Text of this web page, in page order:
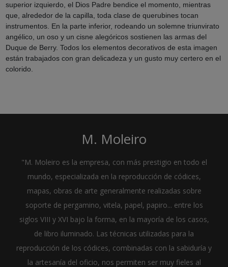
superior izquierdo, el Dios Padre bendice el momento, mientras
que, alrededor de la capilla, toda clase de querubines tocan
instrumentos. En la parte inferior, rodeando un solemne triunvirato
angélico, un oso y un cisne alegóricos sostienen las armas del
Duque de Berry. Todos los elementos decorativos de esta imagen
están trabajados con gran delicadeza y un gusto muy certero en el
colorido.
M. Moleiro
"M. Moleiro es la empresa, con más prestigio en todo el
mundo, especializada en la reproducción de códices,
mapas, obras de arte generalmente realizadas sobre
soporte de pergamino, vitela, papel, papiro... entre los
siglos VIII y XVI bajo la forma, en la mayoría de los casos,
de libro iluminado. Las técnicas utilizadas para la
reproducción de los códices, combinadas con la sabiduría y
la artesanía del oficio, nos permiten ser muy fieles al